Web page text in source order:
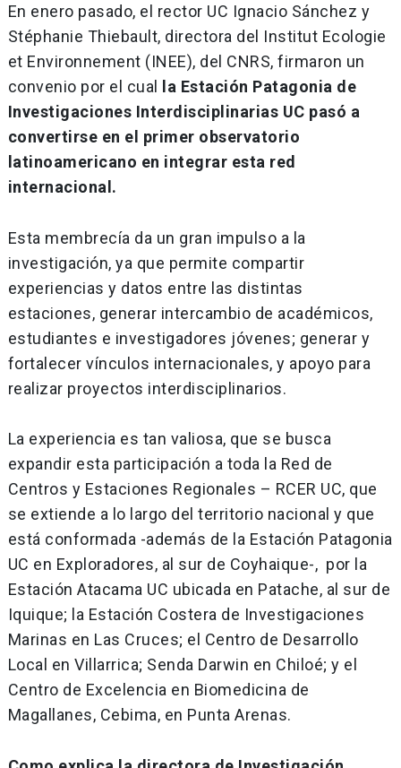
En enero pasado, el rector UC Ignacio Sánchez y
Stéphanie Thiebault, directora del Institut Ecologie
et Environnement (INEE), del CNRS, firmaron un
convenio por el cual
la Estación Patagonia de
Investigaciones Interdisciplinarias UC pasó a
convertirse en el primer observatorio
latinoamericano en integrar esta red
internacional.
Esta membrecía da un gran impulso a la
investigación, ya que permite compartir
experiencias y datos entre las distintas
estaciones, generar intercambio de académicos,
estudiantes e investigadores jóvenes; generar y
fortalecer vínculos internacionales, y apoyo para
realizar proyectos interdisciplinarios.
La experiencia es tan valiosa, que se busca
expandir esta participación a toda la Red de
Centros y Estaciones Regionales – RCER UC, que
se extiende a lo largo del territorio nacional y que
está conformada -además de la Estación Patagonia
UC en Exploradores, al sur de Coyhaique-, por la
Estación Atacama UC ubicada en Patache, al sur de
Iquique; la Estación Costera de Investigaciones
Marinas en Las Cruces; el Centro de Desarrollo
Local en Villarrica; Senda Darwin en Chiloé; y el
Centro de Excelencia en Biomedicina de
Magallanes, Cebima, en Punta Arenas.